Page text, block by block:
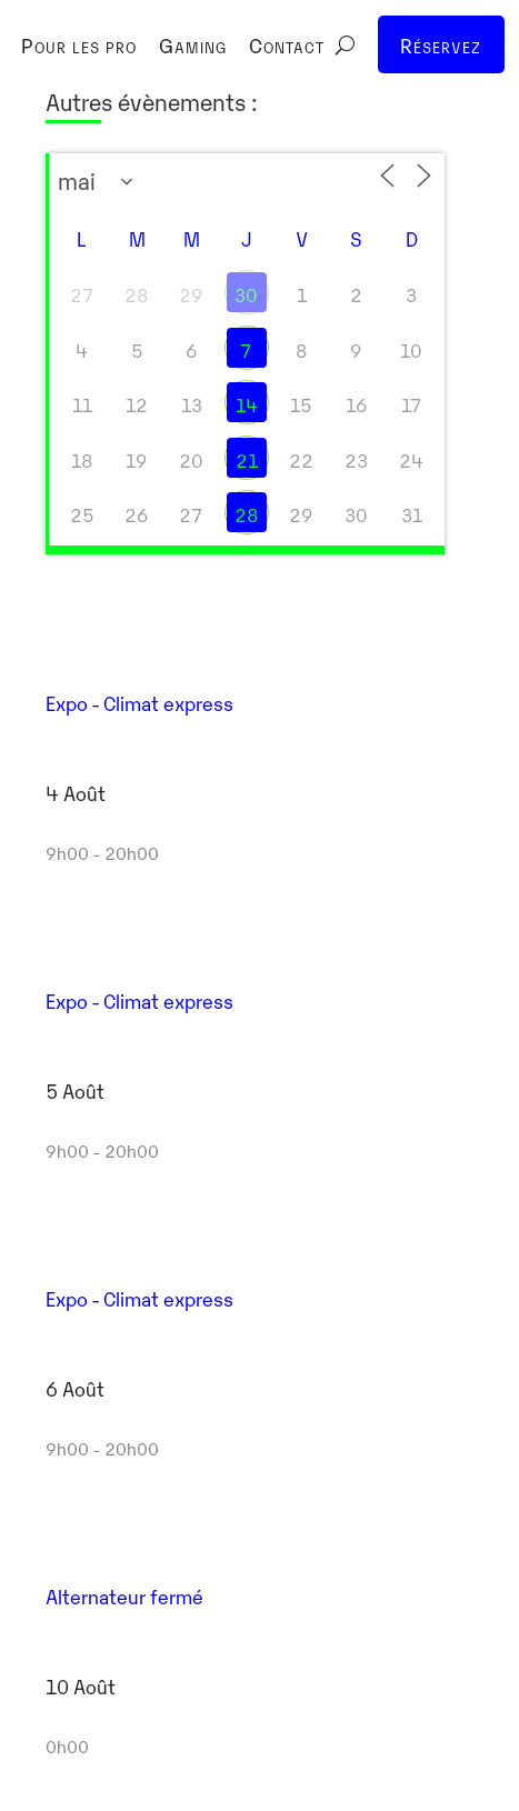
Pour les pro Gaming Contact Réservez
Autres évènements :
L M M J V S D
27 28 29 30 1 2 3
4 5 6 7 8 9 10
11 12 13 14 15 16 17
18 19 20 21 22 23 24
25 26 27 28 29 30 31
Expo - Climat express
4 Août
9h00 - 20h00
Expo - Climat express
5 Août
9h00 - 20h00
Expo - Climat express
6 Août
9h00 - 20h00
Alternateur fermé
10 Août
0h00